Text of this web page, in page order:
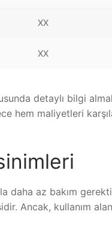
XX
XX
detaylı bilgi
hem maliyetleri
daha az bakım
Ancak, kullanım